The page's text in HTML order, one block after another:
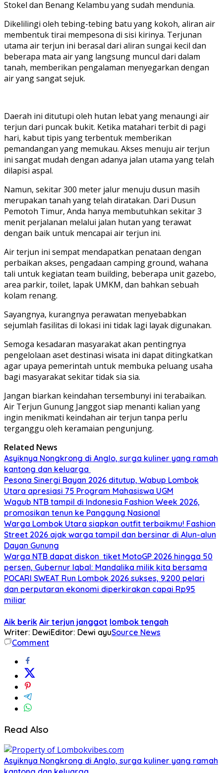
Stokel dan Benang Kelambu yang sudah mendunia.
Dikelilingi oleh tebing-tebing batu yang kokoh, aliran air
membentuk tirai mempesona di sisi kirinya. Terjunan
utama air terjun ini berasal dari aliran sungai kecil dan
beberapa mata air yang langsung muncul dari dalam
tanah, memberikan pengalaman menyegarkan dengan
air yang sangat sejuk.
Daerah ini ditutupi oleh hutan lebat yang menaungi air
terjun dari puncak bukit. Ketika matahari terbit di pagi
hari, kabut tipis yang terbentuk memberikan
pemandangan yang memukau. Akses menuju air terjun
ini sangat mudah dengan adanya jalan utama yang telah
dilapisi aspal.
Namun, sekitar 300 meter jalur menuju dusun masih
merupakan tanah yang telah diratakan. Dari Dusun
Pemotoh Timur, Anda hanya membutuhkan sekitar 3
menit perjalanan melalui jalan hutan yang terawat
dengan baik untuk mencapai air terjun ini.
Air terjun ini sempat mendapatkan penataan dengan
perbaikan akses, pengadaan camping ground, wahana
tali untuk kegiatan team building, beberapa unit gazebo,
area parkir, toilet, lapak UMKM, dan bahkan sebuah
kolam renang.
Sayangnya, kurangnya perawatan menyebabkan
sejumlah fasilitas di lokasi ini tidak lagi layak digunakan.
Semoga kesadaran masyarakat akan pentingnya
pengelolaan aset destinasi wisata ini dapat ditingkatkan
agar upaya pemerintah untuk membuka peluang usaha
bagi masyarakat sekitar tidak sia sia.
Jangan biarkan keindahan tersembunyi ini terabaikan.
Air Terjun Gunung Janggot siap menanti kalian yang
ingin menikmati keindahan air terjun tanpa perlu
terganggu oleh keramaian pengunjung.
Related News
Asyiknya Nongkrong di Anglo, surga kuliner yang ramah
kantong dan keluarga
Pesona Sinergi Bayan 2026 ditutup, Wabup Lombok
Utara apresiasi 75 Program Mahasiswa UGM
Wagub NTB tampil di Indonesia Fashion Week 2026,
promosikan tenun ke Panggung Nasional
Warga Lombok Utara siapkan outfit terbaikmu! Fashion
Street 2026 ajak warga tampil dan bersinar di Alun-alun
Dayan Gunung
Warga NTB dapat diskon tiket MotoGP 2026 hingga 50
persen, Gubernur Iqbal: Mandalika milik kita bersama
POCARI SWEAT Run Lombok 2026 sukses, 9.200 pelari
dan perputaran ekonomi diperkirakan capai Rp95
miliar
Aik berik Air terjun janggot lombok tengah
Writer: DewiEditor: Dewi ayuSource News
Comment
Read Also
Asyiknya Nongkrong di Anglo, surga kuliner yang ramah